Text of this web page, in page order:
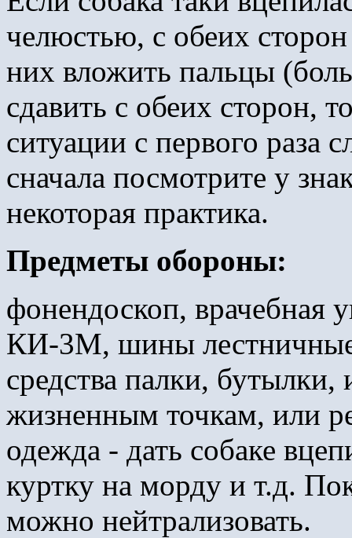
челюстью, с обеих
них вложить пальцы
сдавить с обеих сторон,
ситуации с первого раза
сначала посмотрите у
некоторая практика.
Предметы обороны:
фонендоскоп, врачебная
КИ-3М, шины
средства палки,
жизненным точкам, или
одежда - дать собаке
куртку на морду и т.д.
можно нейтрализовать.